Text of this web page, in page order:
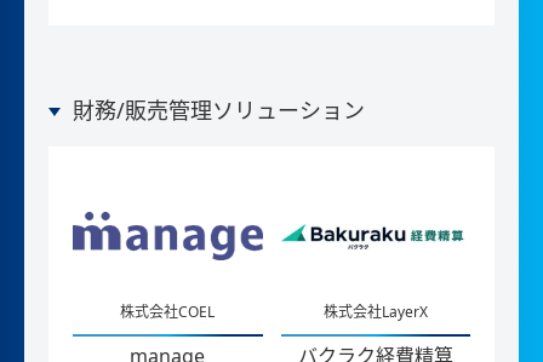
財務/販売管理ソリューション
株式会社COEL
manage
株式会社LayerX
バクラク経費精算